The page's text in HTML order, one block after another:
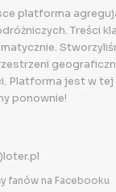
platforma
Treści
Platforma jest w tej
ponownie!
fanów na Facebooku